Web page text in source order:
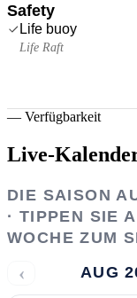
Safety
Life buoy
Life Raft
— Verfügbarkeit
Live-
DIE SAISON
· TIPPEN SIE
WOCHE ZUM
‹ AUG